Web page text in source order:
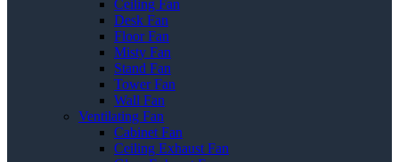
Ceiling Fan
Desk Fan
Floor Fan
Misty Fan
Stand Fan
Tower Fan
Wall Fan
Ventilating Fan
Cabinet Fan
Ceiling Exhaust Fan